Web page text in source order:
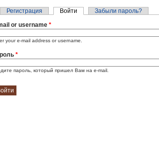
вкладки
Регистрация Войти (активная вкладка)
Забыли пароль?
or username *
your e-mail address or username.
*
пароль, который пришел Вам на e-mail.